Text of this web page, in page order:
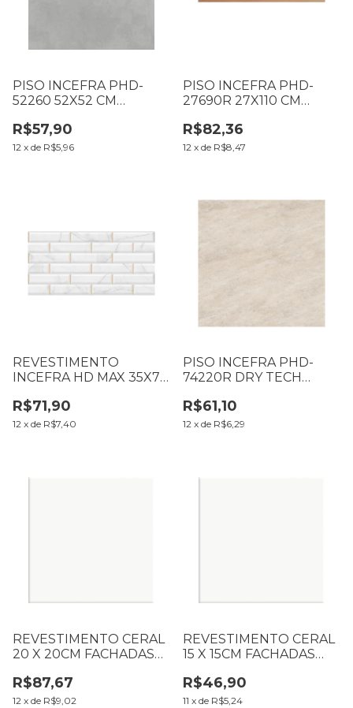
PISO INCEFRA PHD-
52260 52X52 CM
R$57,90
12 x de R$5,96
PISO INCEFRA PHD-
27690R 27X110 CM
R$82,36
12 x de R$8,47
REVESTIMENTO
INCEFRA HD MAX 35X70
CX2,65M2 (002.26.11)
R$71,90
12 x de R$7,40
PISO INCEFRA PHD-
74220R DRY TECH
(002.26.10)
R$61,10
12 x de R$6,29
REVESTIMENTO CERAL
20 X 20CM FACHADAS
CX1,69 M2
R$87,67
12 x de R$9,02
REVESTIMENTO CERAL
15 X 15CM FACHADAS
CX1,00 M2 (TON 17 TAM
2)
R$46,90
11 x de R$5,24